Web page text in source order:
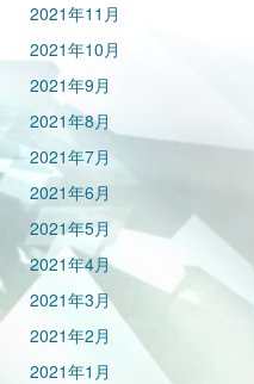
2021年11月
2021年10月
2021年9月
2021年8月
2021年7月
2021年6月
2021年5月
2021年4月
2021年3月
2021年2月
2021年1月